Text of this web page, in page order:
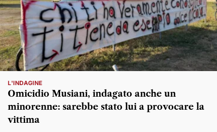
L'INDAGINE
Omicidio Musiani, indagato anche un
minorenne: sarebbe stato lui a provocare la
vittima